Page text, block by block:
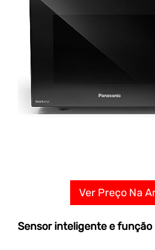
Ver Preço Na
Sensor inteligente e função